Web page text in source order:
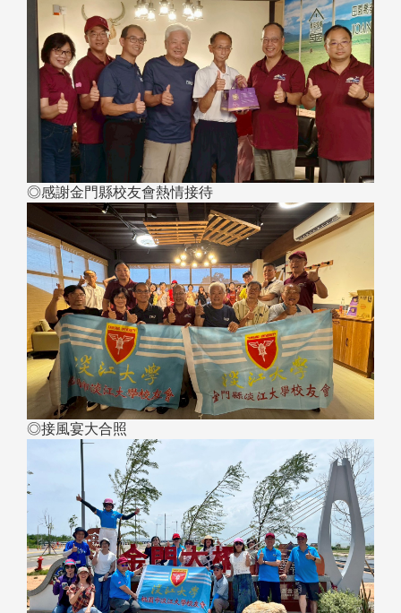
◎感謝金門縣校友會熱情接待
◎接風宴大合照